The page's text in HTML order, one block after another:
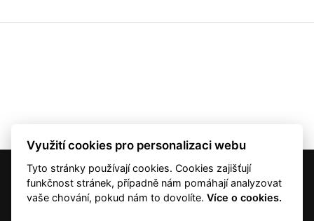
© 2001 — 2026 Copyright CMI News a dodavatelé obsahu. |
Využití cookies pro personalizaci webu
Tyto stránky používají cookies. Cookies zajišťují
funkčnost stránek, případně nám pomáhají analyzovat
vaše chování, pokud nám to dovolíte.Více o cookies.